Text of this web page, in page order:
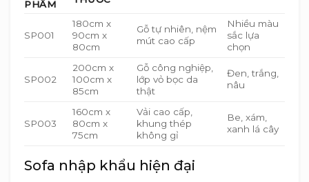
PHẨM
SP001
180cm x
90cm x
80cm
Gỗ tự nhiên, nệm
mút cao cấp
Nhiều màu
sắc lựa
chọn
SP002
200cm x
100cm x
85cm
Gỗ công nghiệp,
lớp vỏ bọc da
thật
Đen, trắng,
nâu
SP003
160cm x
80cm x
75cm
Vải cao cấp,
khung thép
không gỉ
Be, xám,
xanh lá cây
Sofa nhập khẩu hiện đại